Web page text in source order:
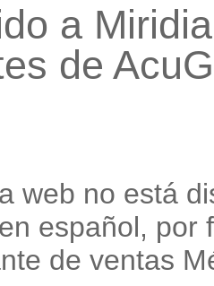
a
de
web no está
español, por
de ventas